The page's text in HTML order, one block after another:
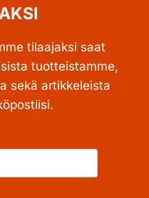
tilaajaksi saat
tuotteistamme,
sekä artikkeleista